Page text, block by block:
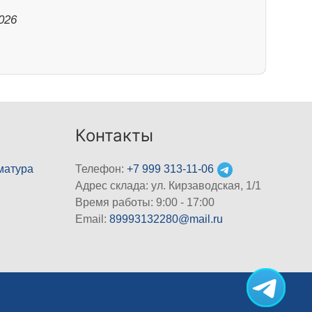
Контакты
Телефон:+7 999 313-11-06
Адрес склада: ул. Кирзаводская, 1/1
Время работы: 9:00 - 17:00
Email:89993132280@mail.ru